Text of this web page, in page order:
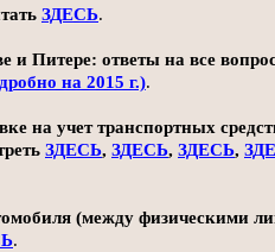
ЗДЕСЬ.
и Питере: ответы на все
на 2015 г.).
на учет транспортных
ЗДЕСЬ, ЗДЕСЬ, ЗДЕСЬ,
(между физическими
.